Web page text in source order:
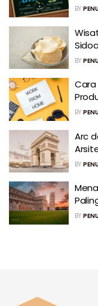
BY
BY
Cara
BY
Arc
BY
BY